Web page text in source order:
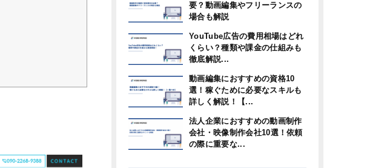
要？動画編集やフリーランスの
場合も解説
YouTube広告の費用相場はどれ
くらい？種類や課金の仕組みも
徹底解説...
動画編集におすすめの資格10
選！稼ぐために必要なスキルも
詳しく解説！【...
法人企業におすすめの動画制作
会社・映像制作会社10選！依頼
の際に重要な...